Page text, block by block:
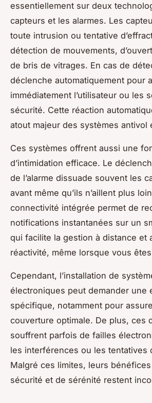
essentiellement sur deux
capteurs et les alarmes. Les
toute intrusion ou tentative
détection de mouvements,
de bris de vitrages. En cas de
déclenche automatiquement pour
immédiatement l’utilisateur ou les
sécurité. Cette réaction
atout majeur des systèmes antivol
Ces systèmes offrent aussi une
d’intimidation efficace. Le
de l’alarme dissuade souvent les
avant même qu’ils n’aillent plus
connectivité intégrée permet de
notifications instantanées sur un
qui facilite la gestion à distance et
réactivité, même lorsque vous
Cependant, l’installation de
électroniques peut demander une
spécifique, notamment pour
couverture optimale. De plus, ces
souffrent parfois de failles
les interférences ou les tentatives
Malgré ces limites, leurs
sécurité et de sérénité restent